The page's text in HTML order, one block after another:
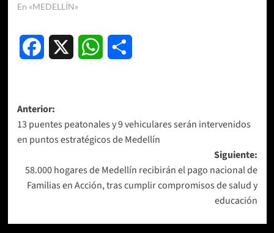
En «MEDELLÍN»
Facebook WhatsApp
Navegación
de
entradas
Anterior:
13 puentes peatonales y 9 vehiculares serán intervenidos
en puntos estratégicos de Medellín
Siguiente:
58.000 hogares de Medellín recibirán el pago nacional de
Familias en Acción, tras cumplir compromisos de salud y
educación